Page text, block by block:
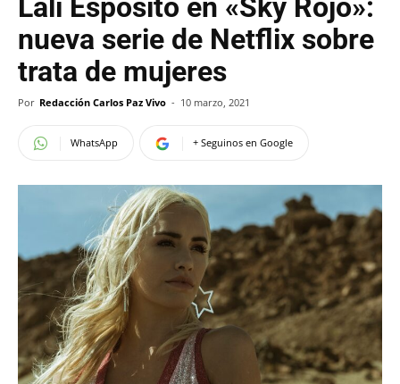
Lali Espósito en «Sky Rojo»:
nueva serie de Netflix sobre
trata de mujeres
Por Redacción Carlos Paz Vivo - 10 marzo, 2021
WhatsApp + Seguinos en Google